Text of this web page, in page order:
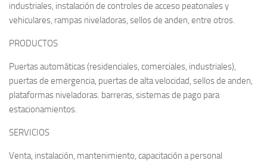
industriales, instalación de controles de acceso peatonales y
vehiculares, rampas niveladoras, sellos de anden, entre otros.
PRODUCTOS
Puertas automáticas (residenciales, comerciales, industriales),
puertas de emergencia, puertas de alta velocidad, sellos de anden,
plataformas niveladoras. barreras, sistemas de pago para
estacionamientos.
SERVICIOS
Venta, instalación, mantenimiento, capacitación a personal